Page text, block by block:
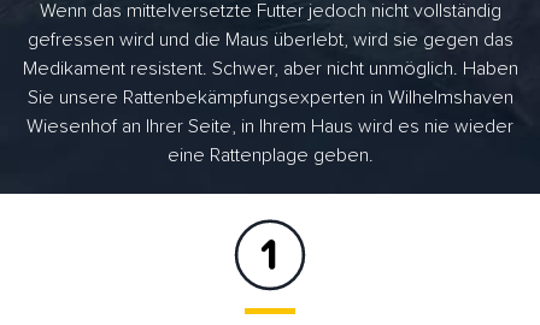
Wenn das mittelversetzte Futter jedoch nicht vollständig
gefressen wird und die Maus überlebt, wird sie gegen das
Medikament resistent. Schwer, aber nicht unmöglich. Haben
Sie unsere Rattenbekämpfungsexperten in Wilhelmshaven
Wiesenhof an Ihrer Seite, in Ihrem Haus wird es nie wieder
eine Rattenplage geben.